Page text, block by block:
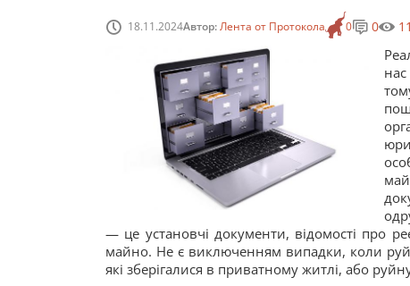
18.11.2024Автор:Лента от Протокола 0 0
— це установчі документи, відомості про
майно. Не є виключенням випадки, коли
які зберігалися в приватному житлі, або